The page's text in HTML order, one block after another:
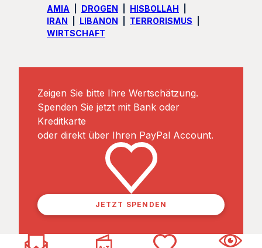
AMIA DROGEN
HISBOLLAH
IRAN
LIBANON
TERRORISMUS
WIRTSCHAFT
Zeigen Sie bitte Ihre Wertschätzung.
Spenden Sie jetzt mit Bank oder
Kreditkarte
oder direkt über Ihren PayPal Account.
JETZT SPENDEN